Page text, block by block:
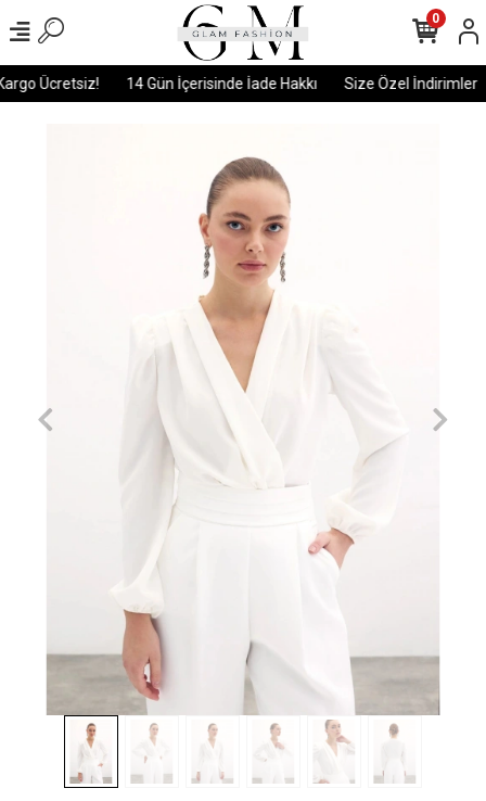
Ücretsiz! 14 Gün İçerisinde İade Hakkı Size Özel İndirimler
0